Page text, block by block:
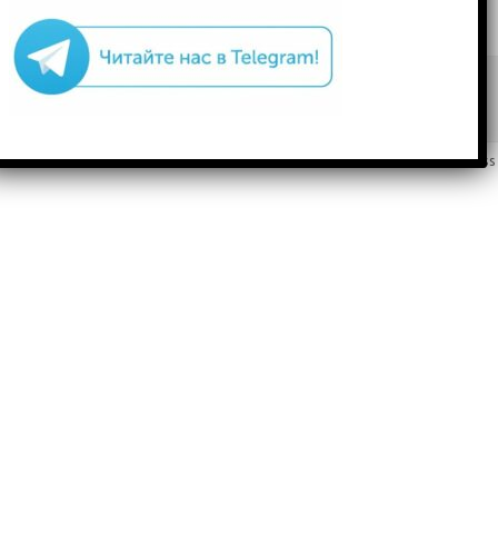
Copyright 2018-2023
Iconic OneTheme | Powered byWordpress